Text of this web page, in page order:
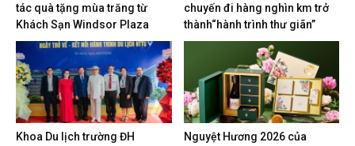
tác quà tặng mùa trăng từ
Khách Sạn Windsor Plaza
chuyến đi hàng nghìn km trở
thành“hành trình thư giãn”
Khoa Du lịch trường ĐH
Nguyệt Hương 2026 của